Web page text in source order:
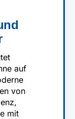
auf
von
mit